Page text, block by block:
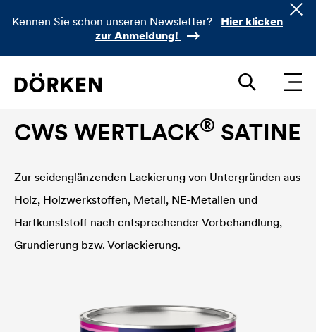
Kennen Sie schon unseren Newsletter?
Hier klicken
zur Anmeldung!
CWS WERTLACK® SATINE
Zur seidenglänzenden Lackierung von Untergründen aus
Holz, Holzwerkstoffen, Metall, NE-Metallen und
Hartkunststoff nach entsprechender Vorbehandlung,
Grundierung bzw. Vorlackierung.